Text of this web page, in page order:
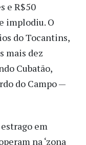
e R$50
implodiu. O
do Tocantins,
mais dez
Cubatão,
do Campo —
em
na ‘zona